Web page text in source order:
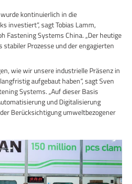
kontinuierlich in die
investiert“, sagt Tobias Lamm,
Fastening Systems China. „Der heutige
Prozesse und der engagierten
wie wir unsere industrielle Präsenz in
aufgebaut haben“, sagt Sven
Systems. „Auf dieser Basis
und Digitalisierung
Berücksichtigung umweltbezogener